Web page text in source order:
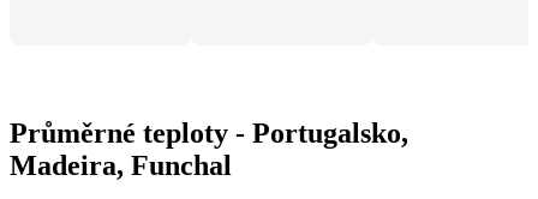
Průměrné teploty - Portugalsko,
Madeira, Funchal